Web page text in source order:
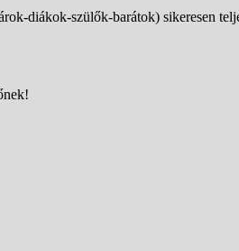
diákok-szülők-barátok) sikeresen